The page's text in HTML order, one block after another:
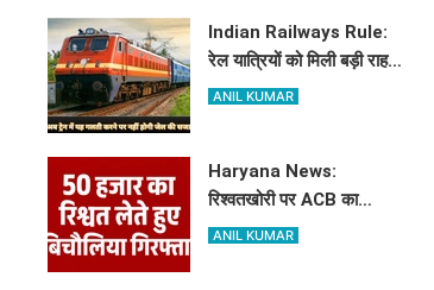
Indian Railways Rule:
रेल यात्रियों को मिली बड़ी राहत,
अब ये गलती करने पर नहीं होगी
ANIL KUMAR
Haryana News:
रिश्वतखोरी पर ACB का
शिकंजा, 50 हजार लेते
ANIL KUMAR